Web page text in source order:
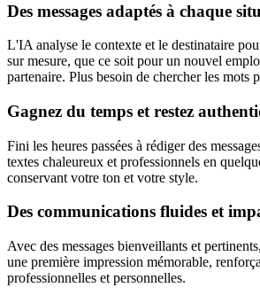
Des messages adaptés à chaque
L'IA analyse le contexte et le destinataire
sur mesure, que ce soit pour un nouvel
partenaire. Plus besoin de chercher les mots
Gagnez du temps et restez
Fini les heures passées à rédiger des
textes chaleureux et professionnels en
conservant votre ton et votre style.
Des communications fluides et
Avec des messages bienveillants et
une première impression mémorable,
professionnelles et personnelles.